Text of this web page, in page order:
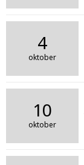
4
oktober
10
oktober